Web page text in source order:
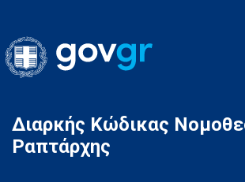
Gov.gr
Διαρκής Κώδικας
Ραπτάρχης